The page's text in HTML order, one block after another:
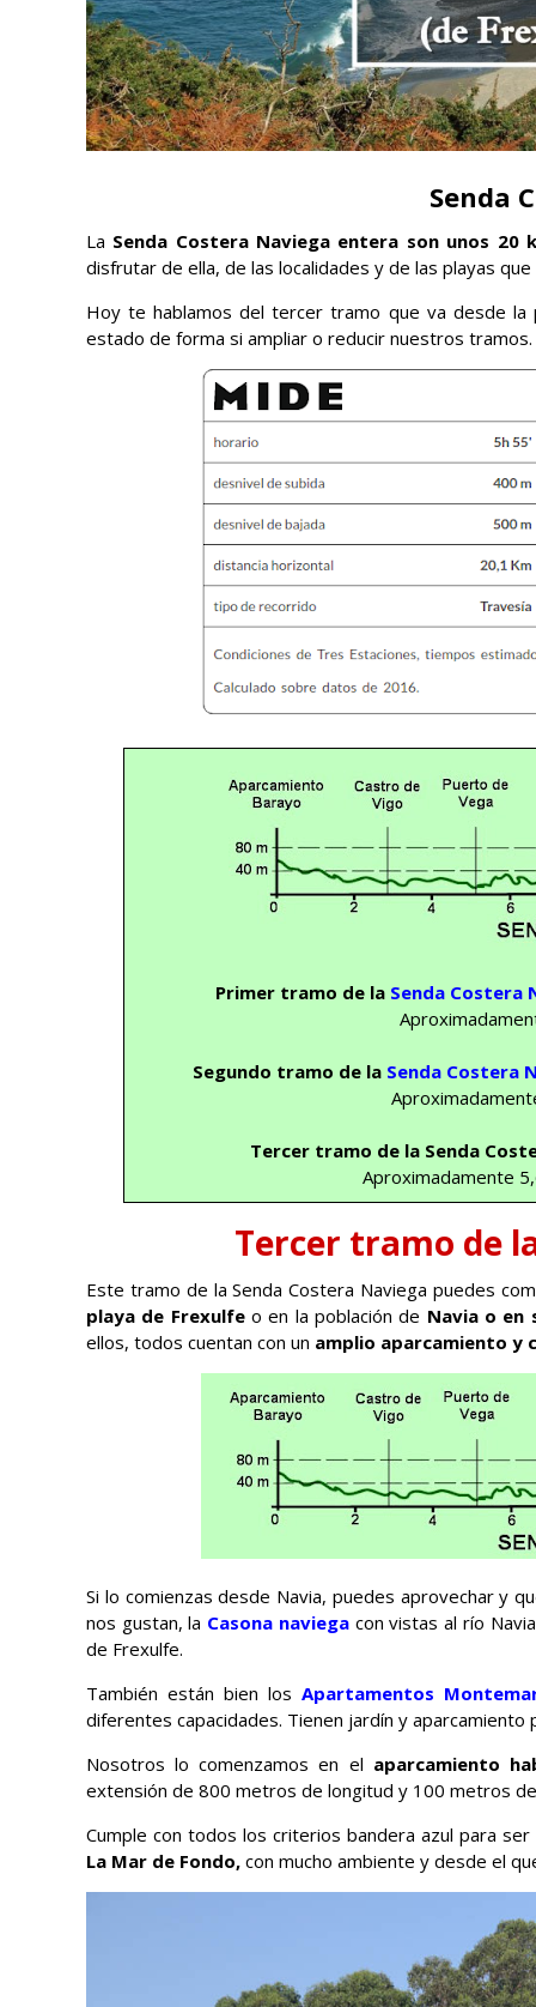
Senda
La Senda Costera Naviega entera son unos
disfrutar de ella, de las localidades y de las playas
Hoy te hablamos del tercer tramo que va desde
estado de forma si ampliar o reducir nuestros tramos.
Primer tramo de la Senda Costera
Segundo tramo de la Senda Costera
Tercer tramo de la Senda
Aproximadamente
Tercer tramo de
Este tramo de la Senda Costera Naviega puedes
playa de Frexulfeo en la población de Navia o en
ellos, todos cuentan con un amplio aparcamiento y
Si lo comienzas desde Navia, puedes aprovechar y
nos gustan, la Casona naviegacon vistas al río
de Frexulfe.
También están bien losApartamentos
diferentes capacidades. Tienen jardín y
Nosotros lo comenzamos en el aparcamiento
extensión de 800 metros de longitud y 100 metros
Cumple con todos los criterios bandera azul para
La Mar de Fondo, con mucho ambiente y desde el